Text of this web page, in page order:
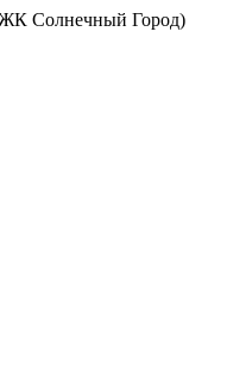
(ЖК Солнечный Город)